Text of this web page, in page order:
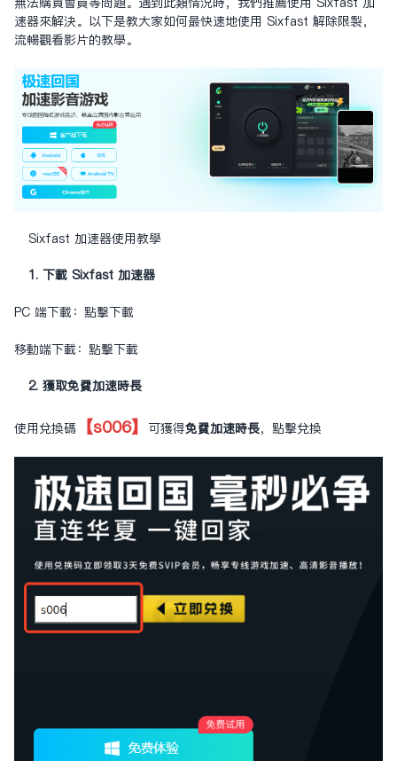
速器來解決。以下是教大家如何最快速地使用 Sixfast 解除限制，
流暢觀看影片的教學。
Sixfast 加速器使用教學
1. 下載 Sixfast 加速器
PC 端下載： 點擊下載
移動端下載： 點擊下載
2. 獲取免費加速時長
使用兌換碼 【s006】 可獲得免費加速時長， 點擊兌換